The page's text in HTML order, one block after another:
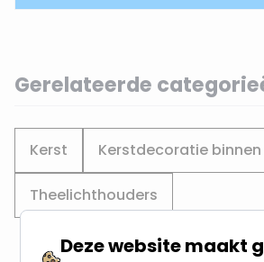
Gerelateerde
Kerst Kerstdecoratie binnen
Theelichthouders
Deze website maakt